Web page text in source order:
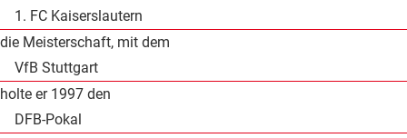
1. FC Kaiserslautern
die Meisterschaft, mit dem
VfB Stuttgart
holte er 1997 den
DFB-Pokal